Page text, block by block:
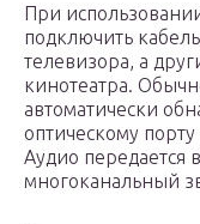
При
подключить
телевизора, а
кинотеатра.
автоматически
оптическому
Аудио передается
многоканальный